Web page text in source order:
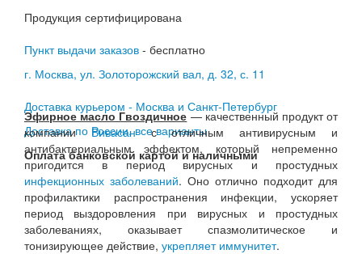
Продукция сертифицирована
Пункт выдачи заказов - бесплатно
г. Москва, ул. Золоторожский вал, д. 32, с. 11
Доставка курьером - Москва и Санкт-Петербург
Доставка по России, все варианты
Оплата банковской картой и наличными
Эфирное масло Гвоздичное— качественный продукт от
компании Вивасанс отличным антивирусным и
антибактериальным эффектом, который непременно
пригодится в период вирусных и простудных
инфекционных заболеваний. Оно отлично подходит для
профилактики распространения инфекции, ускоряет
период выздоровления при вирусных и простудных
заболеваниях, оказывает спазмолитическое и
тонизирующее действие, укрепляет иммунитет.